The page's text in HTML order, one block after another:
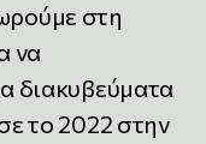
στη
να
διακυβεύματα
το 2022 στην